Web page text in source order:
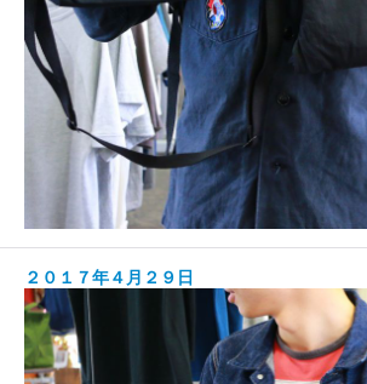
２０１７年４月２９日